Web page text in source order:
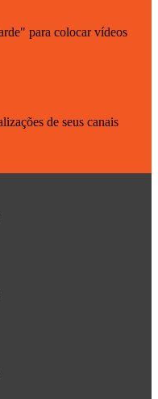
para colocar vídeos
de seus canais